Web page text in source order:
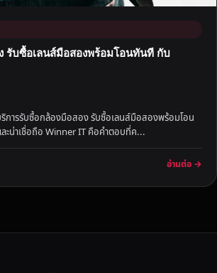
รับซื้อเลนส์มือสองพร้อมโอนทันที กับ
การรับซื้อกล้องมือสอง รับซื้อเลนส์มือสองพร้อมโอน
ละน่าเชื่อถือ Winner IT คือคำตอบที่ค...
อ่านต่อ →